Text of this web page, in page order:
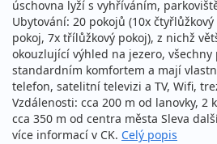
úschovna lyží s vyhříváním,
Ubytování: 20 pokojů (10x
pokoj, 7x třílůžkový pokoj), z nichž
okouzlující výhled na jezero, všechny
standardním komfortem a mají
telefon, satelitní televizi a TV, Wifi,
Vzdálenosti: cca 200 m od lanovky, 2
cca 350 m od centra města Sleva
více informací v CK. Celý popis